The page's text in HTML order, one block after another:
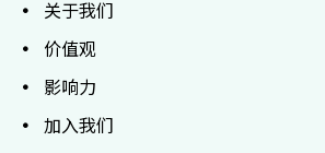
关于我们
价值观
影响力
加入我们